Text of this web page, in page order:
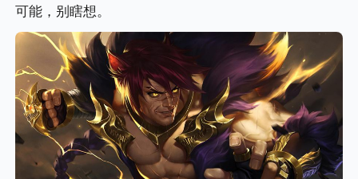
可能，别瞎想。